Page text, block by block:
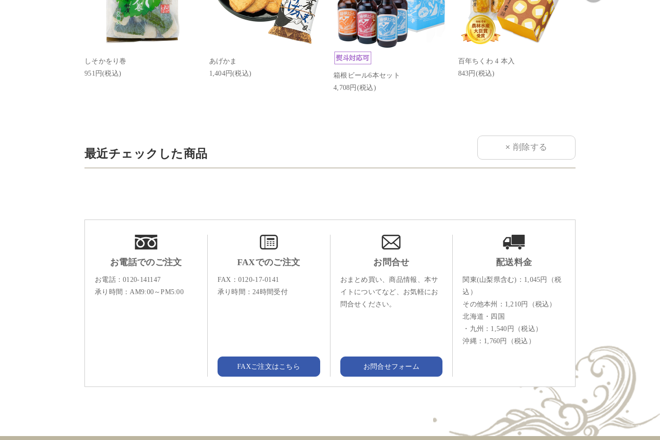
しそかをり巻
951円(税込)
あげかま
1,404円(税込)
箱根ビール6本セット
4,708円(税込)
百年ちくわ 4 本入
843円(税込)
最近チェックした商品
お電話でのご注文
お電話：0120-141147
承り時間：AM9:00～PM5:00
FAXでのご注文
FAX：0120-17-0141
承り時間：24時間受付
FAXご注文はこちら
お問合せ
おまとめ買い、商品情報、本サ
イトについてなど、お気軽にお
問合せください。
お問合せフォーム
配送料金
関東(山梨県含む)：1,045円（税
込）
その他本州：1,210円（税込）
北海道・四国
・九州：1,540円（税込）
沖縄：1,760円（税込）